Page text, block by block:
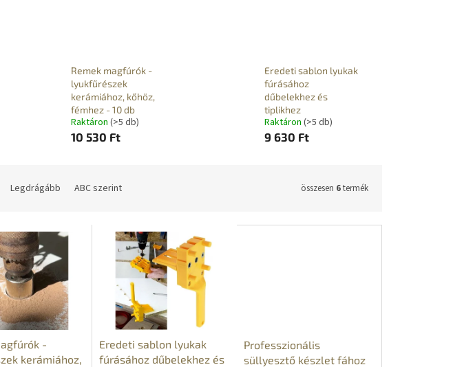
Remek magfúrók -
lyukfűrészek
kerámiához, kőhöz,
fémhez - 10 db
Raktáron (>5 db)
10 530 Ft
Eredeti sablon lyukak
fúrásához
dűbelekhez és
tiplikhez
Raktáron (>5 db)
9 630 Ft
Legdrágább ABC szerint összesen 6termék
-
kerámiához,
Eredeti sablon lyukak
fúrásához dűbelekhez és
Professzionális
süllyesztő készlet fához